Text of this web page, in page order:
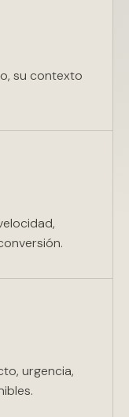
su contexto
urgencia,